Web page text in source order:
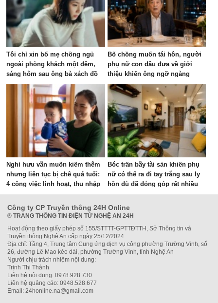
Tôi chỉ xin bố mẹ chồng ngủ
ngoài phòng khách một đêm,
sáng hôm sau ông bà xách đồ
về quê, tôi sai ở đâu?
Bố chồng muốn tái hôn, người
phụ nữ con dâu đưa về giới
thiệu khiến ông ngỡ ngàng
Nghỉ hưu vẫn muốn kiếm thêm
nhưng liên tục bị chê quá tuổi:
4 công việc linh hoạt, thu nhập
vài triệu đồng mỗi tháng
Bóc trần bẫy tài sản khiến phụ
nữ có thể ra đi tay trắng sau ly
hôn dù đã đóng góp rất nhiều
Công ty CP Truyền thông 24H Online
® TRANG THÔNG TIN ĐIỆN TỬ NGHỆ AN 24H
Hoạt động theo giấy phép số 155/STTTT-GPTTĐTTH, Sở Thông tin và
Truyền thông Nghệ An cấp ngày 25/12/2024
Địa chỉ: Tầng 4, Trung tâm Cung ứng dịch vụ công phường Trường Vinh, số
26, đường Lê Mao kéo dài, phường Trường Vinh, tỉnh Nghệ An
Người chịu trách nhiệm nội dung:
Trịnh Thị Thành
Liên hệ nội dung: 0978.928.730
Liên hệ quảng cáo: 0948.528.677
Email: 24honline.na@gmail.com